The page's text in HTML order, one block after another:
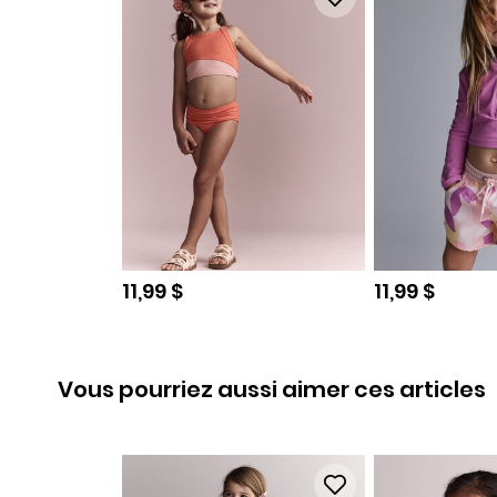
Prix de solde
11,99 $ Prix de solde
11,99 $
Vous pourriez aussi aimer ces articles